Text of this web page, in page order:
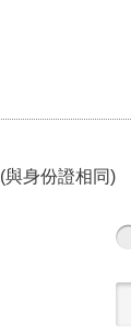
(與身份證相同)